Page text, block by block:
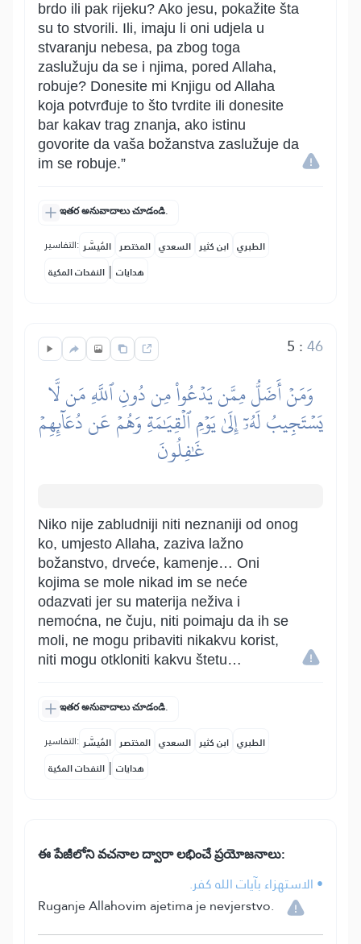
brdo ili pak rijeku? Ako jesu, pokažite šta
su to stvorili. Ili, imaju li oni udjela u
stvaranju nebesa, pa zbog toga
zaslužuju da se i njima, pored Allaha,
robuje? Donesite mi Knjigu od Allaha
koja potvrđuje to što tvrdite ili donesite
bar kakav trag znanja, ako istinu
govorite da vaša božanstva zaslužuje da
im se robuje.”
ఇతర అనువాదాలు చూడండి.
التفاسير: المُيسَّر المختصر السعدي ابن كثير الطبري
النفحات المكية | هدايات
5 :46
وَمَنۡ أَضَلُّ مِمَّن يَدۡعُواْ مِن دُونِ ٱللَّهِ مَن لَّا
يَسۡتَجِيبُ لَهُۥٓ إِلَىٰ يَوۡمِ ٱلۡقِيَٰمَةِ وَهُمۡ عَن دُعَآئِهِمۡ
غَٰفِلُونَ
Niko nije zabludniji niti neznaniji od onog
ko, umjesto Allaha, zaziva lažno
božanstvo, drveće, kamenje… Oni
kojima se mole nikad im se neće
odazvati jer su materija neživa i
nemoćna, ne čuju, niti poimaju da ih se
moli, ne mogu pribaviti nikakvu korist,
niti mogu otkloniti kakvu štetu…
ఇతర అనువాదాలు చూడండి.
التفاسير: المُيسَّر المختصر السعدي ابن كثير الطبري
النفحات المكية | هدايات
ఈ పేజీలోని వచనాల ద్వారా లభించే ప్రయోజనాలు:
• الاستهزاء بآيات الله كفر.
Ruganje Allahovim ajetima je nevjerstvo.